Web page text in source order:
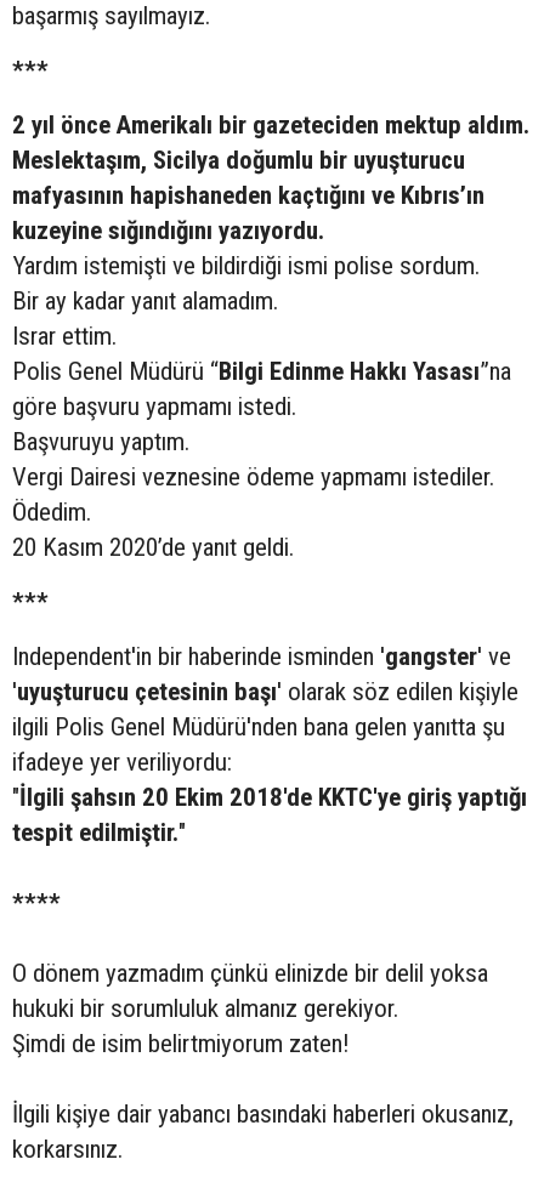
başarmış sayılmayız.
***
2 yıl önce Amerikalı bir gazeteciden mektup aldım.
Meslektaşım, Sicilya doğumlu bir uyuşturucu
mafyasının hapishaneden kaçtığını ve Kıbrıs’ın
kuzeyine sığındığını yazıyordu.
Yardım istemişti ve bildirdiği ismi polise sordum.
Bir ay kadar yanıt alamadım.
Israr ettim.
Polis Genel Müdürü “Bilgi Edinme Hakkı Yasası”na
göre başvuru yapmamı istedi.
Başvuruyu yaptım.
Vergi Dairesi veznesine ödeme yapmamı istediler.
Ödedim.
20 Kasım 2020’de yanıt geldi.
***
Independent'in bir haberinde isminden 'gangster' ve
'uyuşturucu çetesinin başı' olarak söz edilen kişiyle
ilgili Polis Genel Müdürü'nden bana gelen yanıtta şu
ifadeye yer veriliyordu:
"İlgili şahsın 20 Ekim 2018'de KKTC'ye giriş yaptığı
tespit edilmiştir."
****
O dönem yazmadım çünkü elinizde bir delil yoksa
hukuki bir sorumluluk almanız gerekiyor.
Şimdi de isim belirtmiyorum zaten!
İlgili kişiye dair yabancı basındaki haberleri okusanız,
korkarsınız.